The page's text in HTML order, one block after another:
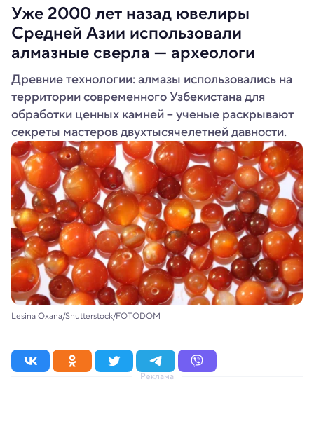
Уже 2000 лет назад ювелиры
Средней Азии использовали
алмазные сверла — археологи
Древние технологии: алмазы использовались на
территории современного Узбекистана для
обработки ценных камней – ученые раскрывают
секреты мастеров двухтысячелетней давности.
Lesina Oxana/Shutterstock/FOTODOM
Реклама